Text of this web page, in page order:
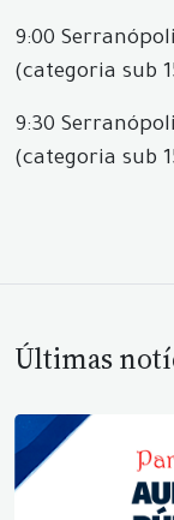
9:00
(categoria sub
9:30
(categoria sub
Últimas